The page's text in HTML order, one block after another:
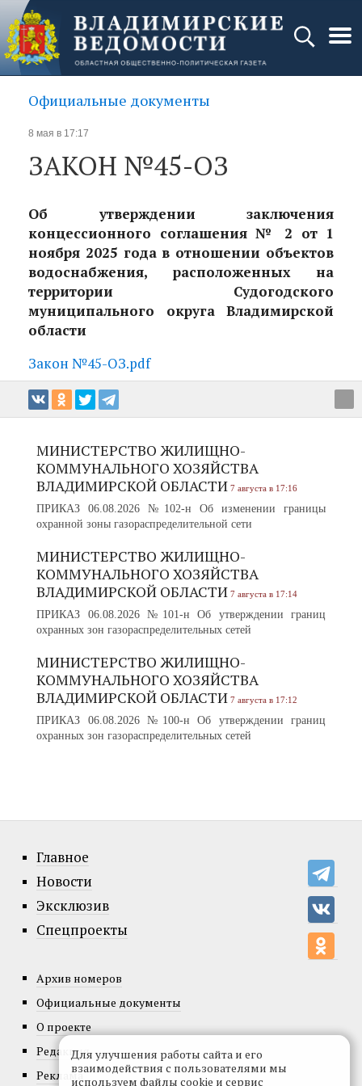
Официальные документы
8 мая в 17:17
ЗАКОН №45-ОЗ
Об утверждении заключения
концессионного соглашения № 2 от 1
ноября 2025 года в отношении объектов
водоснабжения, расположенных на
территории Судогодского
муниципального округа Владимирской
области
Закон №45-ОЗ.pdf
МИНИСТЕРСТВО ЖИЛИЩНО-
КОММУНАЛЬНОГО ХОЗЯЙСТВА
ВЛАДИМИРСКОЙ ОБЛАСТИ 7 августа в 17:16
ПРИКАЗ 06.08.2026 №102-н Об изменении границы
охранной зоны газораспределительной сети
МИНИСТЕРСТВО ЖИЛИЩНО-
КОММУНАЛЬНОГО ХОЗЯЙСТВА
ВЛАДИМИРСКОЙ ОБЛАСТИ 7 августа в 17:14
ПРИКАЗ 06.08.2026 №101-н Об утверждении границ
охранных зон газораспределительных сетей
МИНИСТЕРСТВО ЖИЛИЩНО-
КОММУНАЛЬНОГО ХОЗЯЙСТВА
ВЛАДИМИРСКОЙ ОБЛАСТИ 7 августа в 17:12
ПРИКАЗ 06.08.2026 №100-н Об утверждении границ
охранных зон газораспределительных сетей
Главное
Новости
Эксклюзив
Спецпроекты
Архив номеров
Официальные документы
О проекте
Редакция
Реклама
Для улучшения работы сайта и его
взаимодействия с пользователями мы
используем файлы cookie и сервис